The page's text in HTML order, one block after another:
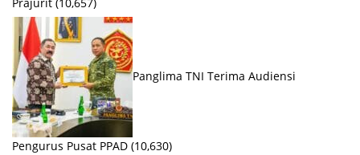
Prajurit (10,657)
Panglima TNI Terima Audiensi
Pengurus Pusat PPAD (10,630)